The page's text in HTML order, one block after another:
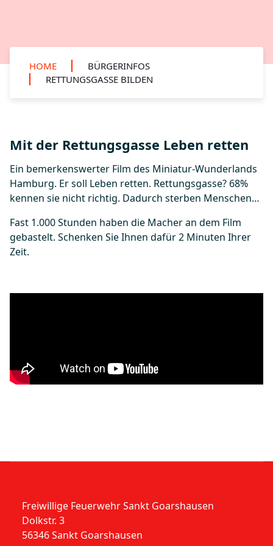
HOME
BÜRGERINFOS
RETTUNGSGASSE BILDEN
Mit der Rettungsgasse Leben retten
Ein bemerkenswerter Film des Miniatur-Wunderlands
Hamburg. Er soll Leben retten. Rettungsgasse? 68%
kennen sie nicht richtig. Dadurch sterben Menschen…
Fast 1.000 Stunden haben die Macher an dem Film
gebastelt. Schenken Sie Ihnen dafür 2 Minuten Ihrer
Zeit.
Freiwillige Feuerwehr Sankt Goarshausen
Dolkstr. 3
56346 Sankt Goarshausen